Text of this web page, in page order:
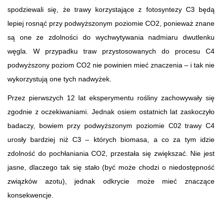
spodziewali się, że trawy korzystające z fotosyntezy C3 będą
lepiej rosnąć przy podwyższonym poziomie CO2, ponieważ znane
są one ze zdolności do wychwytywania nadmiaru dwutlenku
węgla. W przypadku traw przystosowanych do procesu C4
podwyższony poziom CO2 nie powinien mieć znaczenia – i tak nie
wykorzystują one tych nadwyżek.
Przez pierwszych 12 lat eksperymentu rośliny zachowywały się
zgodnie z oczekiwaniami. Jednak osiem ostatnich lat zaskoczyło
badaczy, bowiem przy podwyższonym poziomie C02 trawy C4
urosły bardziej niż C3 – których biomasa, a co za tym idzie
zdolność do pochłaniania CO2, przestała się zwiększać. Nie jest
jasne, dlaczego tak się stało (być może chodzi o niedostępność
związków azotu), jednak odkrycie może mieć znaczące
konsekwencje.